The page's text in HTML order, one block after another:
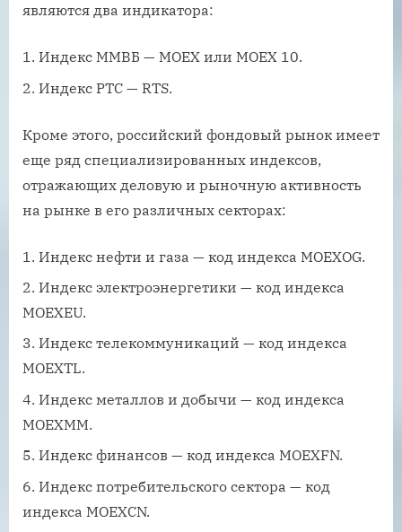
являются два индикатора:
Индекс ММВБ — МОЕХ или МОЕХ 10.
Индекс РТС — RTS.
Кроме этого, российский фондовый рынок имеет
еще ряд специализированных индексов,
отражающих деловую и рыночную активность
на рынке в его различных секторах:
Индекс нефти и газа — код индекса MOEXOG.
Индекс электроэнергетики — код индекса
MOEXEU.
Индекс телекоммуникаций — код индекса
MOEXTL.
Индекс металлов и добычи — код индекса
MOEXMM.
Индекс финансов — код индекса MOEXFN.
Индекс потребительского сектора — код
индекса MOEXCN.